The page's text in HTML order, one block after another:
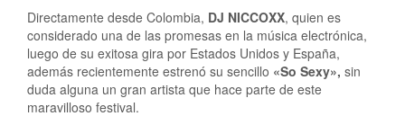
Directamente desde Colombia, DJ NICCOXX, quien es
considerado una de las promesas en la música electrónica,
luego de su exitosa gira por Estados Unidos y España,
además recientemente estrenó su sencillo «So Sexy», sin
duda alguna un gran artista que hace parte de este
maravilloso festival.